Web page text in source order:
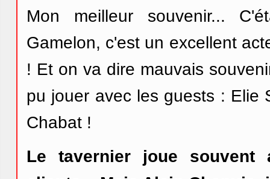
Mon meilleur souvenir...
Gamelon, c'est un excellent
! Et on va dire mauvais
pu jouer avec les guests : Elie
Chabat !
Le tavernier joue